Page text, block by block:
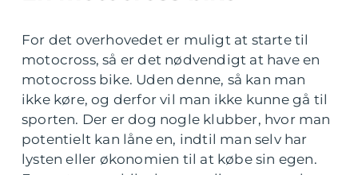
For det overhovedet er muligt at starte til
motocross, så er det nødvendigt at have en
motocross bike. Uden denne, så kan man
ikke køre, og derfor vil man ikke kunne gå til
sporten. Der er dog nogle klubber, hvor man
potentielt kan låne en, indtil man selv har
lysten eller økonomien til at købe sin egen.